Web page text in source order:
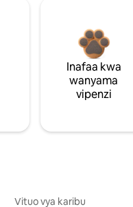
Inafaa kwa
wanyama
vipenzi
Vituo vya karibu